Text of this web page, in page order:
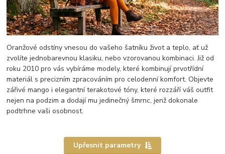
Oranžové odstíny vnesou do vašeho šatníku život a teplo, ať už
zvolíte jednobarevnou klasiku, nebo vzorovanou kombinaci. Již od
roku 2010 pro vás vybíráme modely, které kombinují prvotřídní
materiál s precizním zpracováním pro celodenní komfort. Objevte
zářivé mango i elegantní terakotové tóny, které rozzáří váš outfit
nejen na podzim a dodají mu jedinečný šmrnc, jenž dokonale
podtrhne vaši osobnost.
Upřesnit parametry